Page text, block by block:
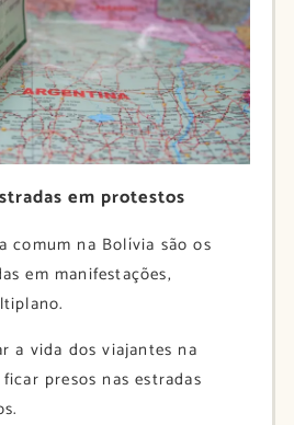
em protestos
comum na Bolívia são os
em manifestações,
a vida dos viajantes na
presos nas estradas